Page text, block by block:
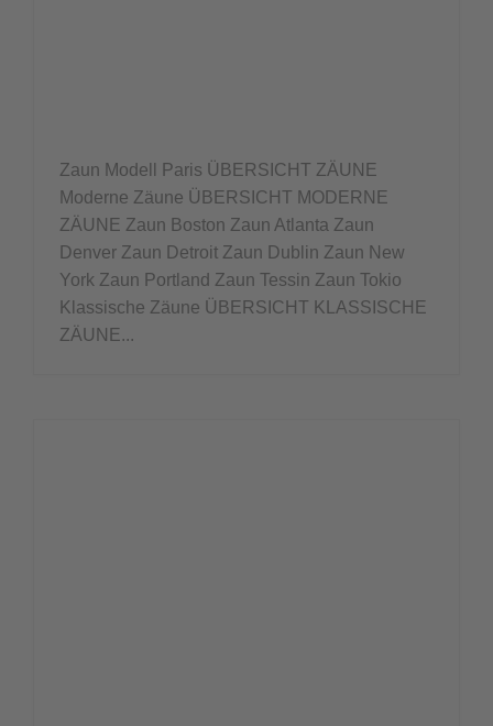
Zaun Modell Paris ÜBERSICHT ZÄUNE
Moderne Zäune ÜBERSICHT MODERNE
ZÄUNE Zaun Boston Zaun Atlanta Zaun
Denver Zaun Detroit Zaun Dublin Zaun New
York Zaun Portland Zaun Tessin Zaun Tokio
Klassische Zäune ÜBERSICHT KLASSISCHE
ZÄUNE...